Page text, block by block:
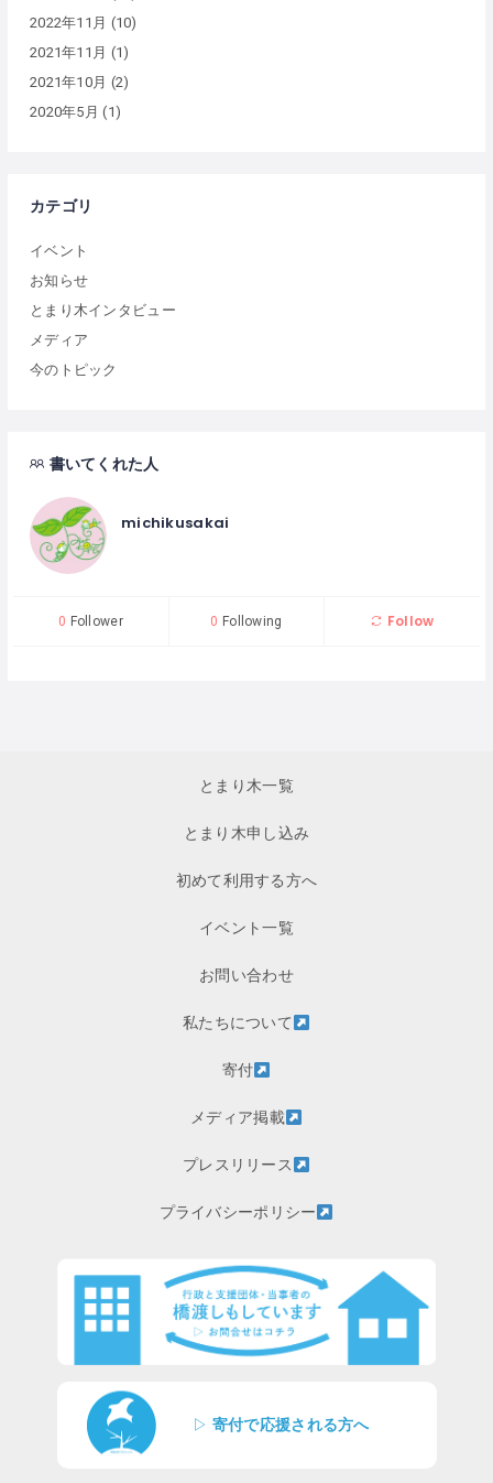
2022年11月 (10)
2021年11月 (1)
2021年10月 (2)
2020年5月 (1)
カテゴリ
イベント
お知らせ
とまり木インタビュー
メディア
今のトピック
書いてくれた人
michikusakai
0 Follower 0 Following Follow
とまり木一覧
とまり木申し込み
初めて利用する方へ
イベント一覧
お問い合わせ
私たちについて
寄付
メディア掲載
プレスリリース
プライバシーポリシー
▷ 寄付で応援される方へ